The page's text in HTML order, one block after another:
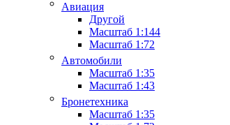
Авиация
Другой
Масштаб 1:144
Масштаб 1:72
Автомобили
Масштаб 1:35
Масштаб 1:43
Бронетехника
Масштаб 1:35